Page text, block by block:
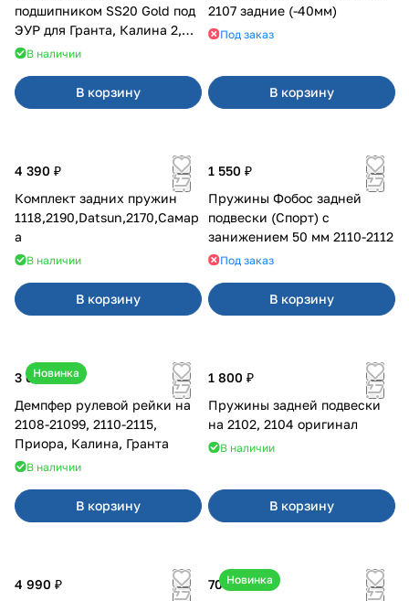
подшипником SS20 Gold под
ЭУР для Гранта, Калина 2,
Datsun
В наличии
В корзину
2107 задние (-40мм)
Под заказ
В корзину
4 390 ₽
Комплект задних пружин
1118,2190,Datsun,2170,Самар
а
В наличии
В корзину
1 550 ₽
Пружины Фобос задней
подвески (Спорт) с
занижением 50 мм 2110-2112
Под заказ
В корзину
Новинка
3 600 ₽
Демпфер рулевой рейки на
2108-21099, 2110-2115,
Приора, Калина, Гранта
В наличии
В корзину
1 800 ₽
Пружины задней подвески
на 2102, 2104 оригинал
В наличии
В корзину
4 990 ₽ Новинка
700 ₽